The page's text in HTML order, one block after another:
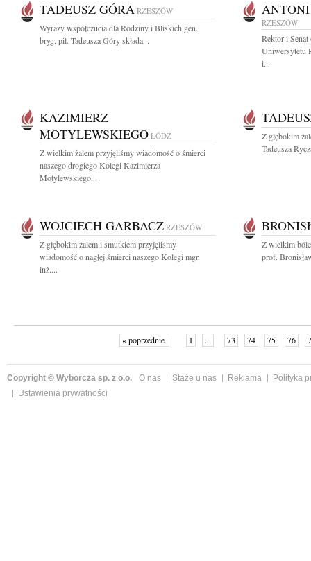
TADEUSZ GÓRA RZESZÓW
Wyrazy współczucia dla Rodziny i Bliskich gen.
bryg. pil. Tadeusza Góry składa...
RZESZÓW
Rektor i Senat
Uniwersytetu
i...
KAZIMIERZ
MOTYLEWSKIEGO ŁÓDŹ
Z wielkim żalem przyjęliśmy wiadomość o śmierci
naszego drogiego Kolegi Kazimierza
Motylewskiego...
Z głębokim
Tadeusza
WOJCIECH GARBACZ RZESZÓW
Z głębokim żalem i smutkiem przyjęliśmy
wiadomość o nagłej śmierci naszego Kolegi mgr.
inż....
Z wielkim
prof.
« poprzednie 1 ... 73 74 75 76
Copyright © Wyborcza sp. z o.o. O nas Staże u nas Reklama
Polityka
Ustawienia prywatności